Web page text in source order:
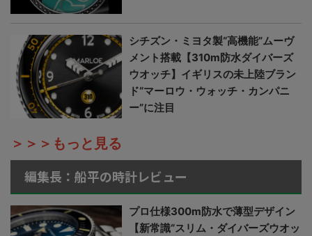
シチズン・ミヨタ製“高機能”ムーヴ
メント搭載【310m防水ダイバーズ
ウオッチ】イギリスの未上陸ブラン
ド“マーロウ・ウォッチ・カンパニ
ー”に注目
＞＞＞もっと見る
編集長：船平の時計レビュー
プロ仕様300m防水で薄型デザイン
【新常識“スリム・ダイバーズウオッ